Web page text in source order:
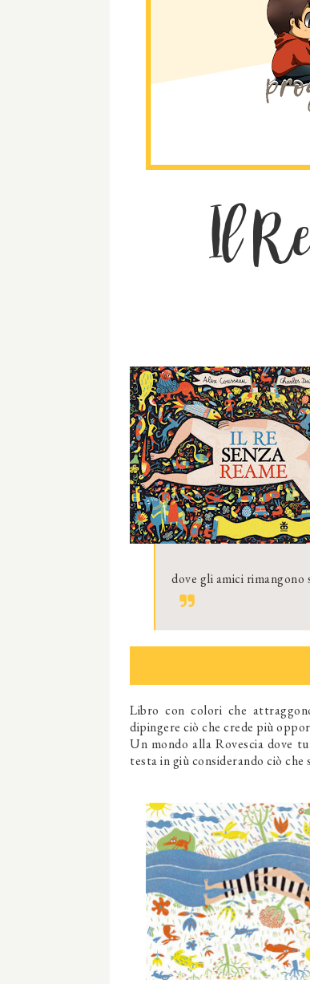
Il
dove gli amici
Libro con colori che
dipingere ciò che crede più
Un mondo alla Rovescia dove
testa in giù considerando ciò